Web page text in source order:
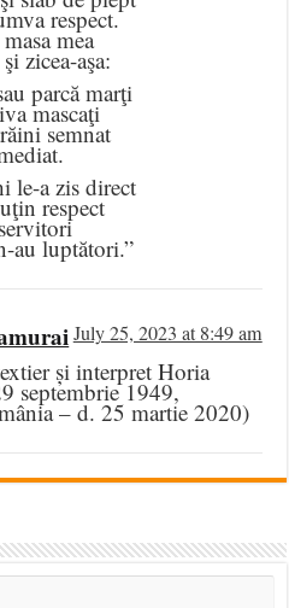
respect.
mea
zicea-aşa:
parcă marţi
mascaţi
semnat
le-a zis direct
respect
au luptători.”
July 25, 2023 at 8:49 am
și interpret Horia
septembrie 1949,
– d. 25 martie 2020)